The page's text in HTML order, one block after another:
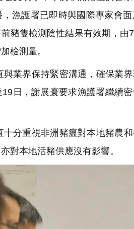
漁護署已即時與國際專家會
豬隻檢測陰性結果有效期，
檢測量。
業界保持緊密溝通，確保業
日，謝展寰要求漁護署繼續
分重視非洲豬瘟對本地豬農
對本地活豬供應沒有影響。